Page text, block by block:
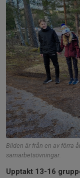
Bilden är från en av förra
samarbetsövningar.
Upptakt 13-16